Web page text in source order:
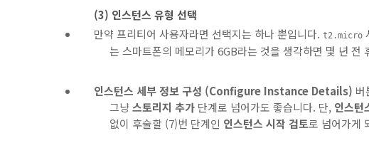
(3) 인스턴스 유형 선택
만약 프리티어 사용자라면 선택지는 하나 뿐입니다. t2.micro
는 스마트폰의 메모리가 6GB라는 것을 생각하면 몇 년 전
인스턴스 세부 정보 구성 (Configure Instance Details) 버
그냥스토리지 추가 단계로 넘어가도 좋습니다. 단, 인스턴
없이 후술할 (7)번 단계인 인스턴스 시작 검토로 넘어가게